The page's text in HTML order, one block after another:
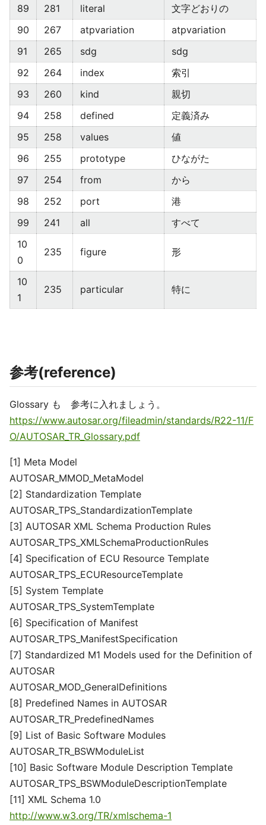
89
281 literal
文字どおりの
90
267 atpvariation
atpvariation
91
265 sdg
sdg
92
264 index
索引
93
260 kind
親切
94
258 defined
定義済み
95
258 values
値
96
255 prototype
ひながた
97
254 from
から
98
252 port
港
99
241 all
すべて
10
0
235 figure 形
10
1
235 particular 特に
参考(reference)
Glossary も 参考に入れましょう。
https://www.autosar.org/fileadmin/standards/R22-11/F
O/AUTOSAR_TR_Glossary.pdf
[1] Meta Model
AUTOSAR_MMOD_MetaModel
[2] Standardization Template
AUTOSAR_TPS_StandardizationTemplate
[3] AUTOSAR XML Schema Production Rules
AUTOSAR_TPS_XMLSchemaProductionRules
[4] Specification of ECU Resource Template
AUTOSAR_TPS_ECUResourceTemplate
[5] System Template
AUTOSAR_TPS_SystemTemplate
[6] Specification of Manifest
AUTOSAR_TPS_ManifestSpecification
[7] Standardized M1 Models used for the Definition of
AUTOSAR
AUTOSAR_MOD_GeneralDefinitions
[8] Predefined Names in AUTOSAR
AUTOSAR_TR_PredefinedNames
[9] List of Basic Software Modules
AUTOSAR_TR_BSWModuleList
[10] Basic Software Module Description Template
AUTOSAR_TPS_BSWModuleDescriptionTemplate
[11] XML Schema 1.0
http://www.w3.org/TR/xmlschema-1